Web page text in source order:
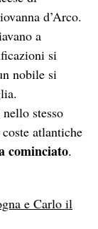
d’Arco.
a
si
nobile si
stesso
atlantiche
cominciato.
e Carlo il